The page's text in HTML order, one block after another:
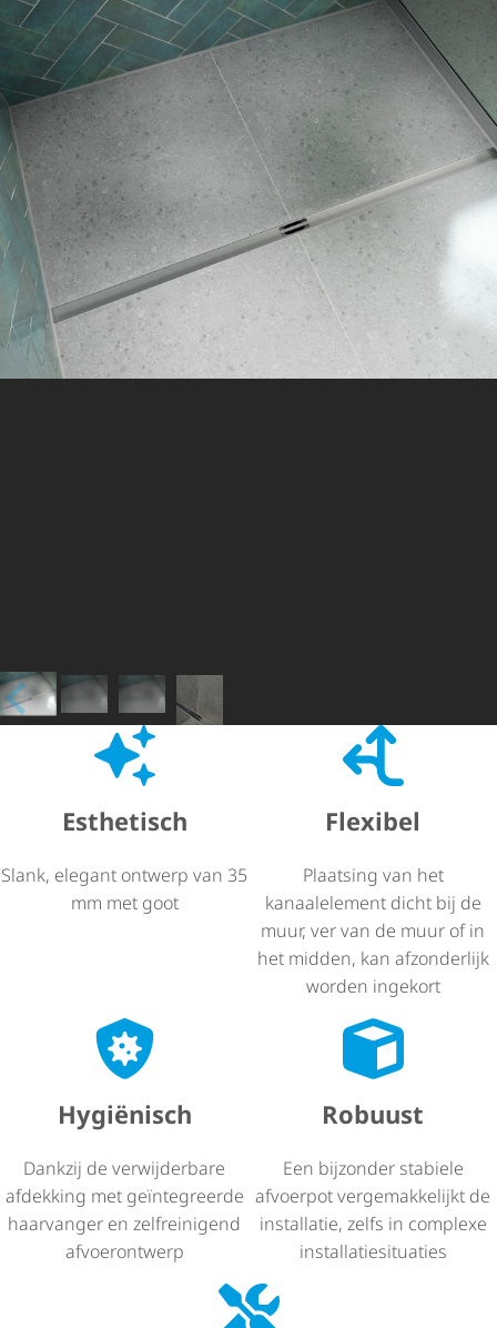
Esthetisch
Slank, elegant ontwerp van 35
mm met goot
Flexibel
Plaatsing van het
kanaalelement dicht bij de
muur, ver van de muur of in
het midden, kan afzonderlijk
worden ingekort
Hygiënisch
Dankzij de verwijderbare
afdekking met geïntegreerde
haarvanger en zelfreinigend
afvoerontwerp
Robuust
Een bijzonder stabiele
afvoerpot verge­mak­ke­lijkt de
installatie, zelfs in complexe
instal­la­tie­si­tu­a­ties